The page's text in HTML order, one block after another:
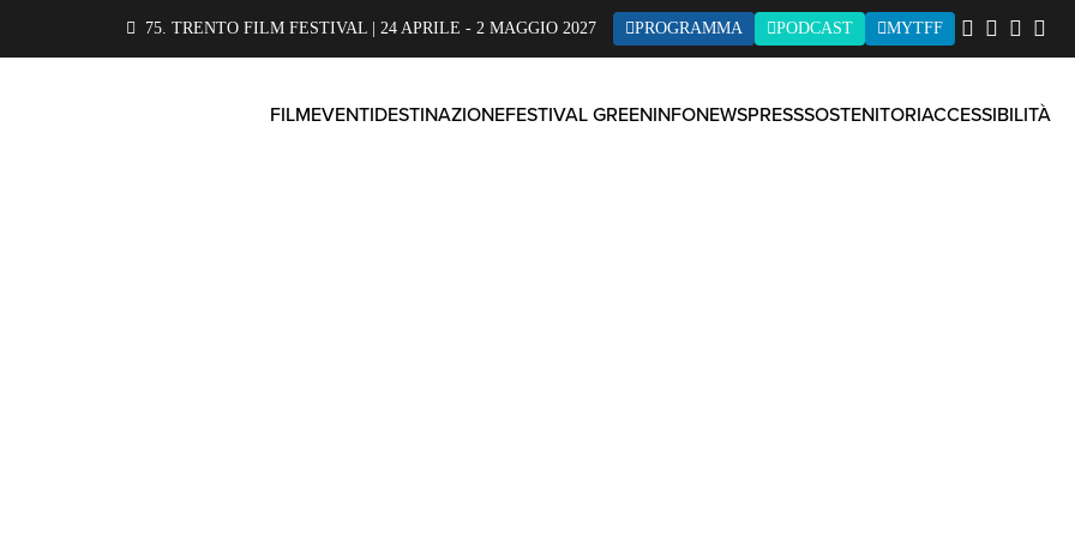
75. TRENTO FILM FESTIVAL | 24 APRILE - 2 MAGGIO 2027 PROGRAMMA PODCAST MYTFF
FILMEVENTIDESTINAZIONEFESTIVAL GREENINFONEWSPRESSSOSTENITORIACCESSIBILITÀ